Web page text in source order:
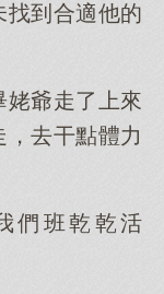
找到合適他的
姥爺走了上來
去干點體力
們班乾乾活